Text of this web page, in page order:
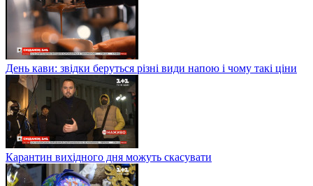
День кави: звідки беруться різні види напою і чому такі ціни
Карантин вихідного дня можуть скасувати